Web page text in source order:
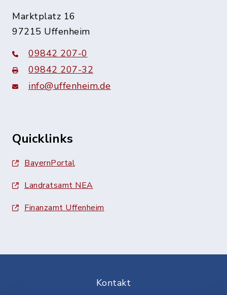
Marktplatz 16
97215 Uffenheim
09842 207-0
09842 207-32
info@uffenheim.de
Quicklinks
BayernPortal
Landratsamt NEA
Finanzamt Uffenheim
Kontakt